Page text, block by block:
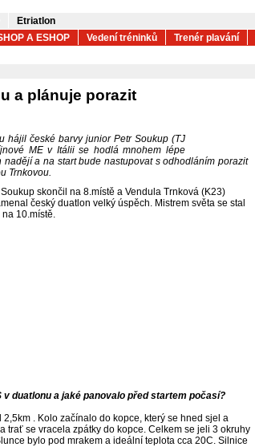
Etriatlon
A ESHOP
Vedení tréninků Trenér plavání
a plánuje porazit
hájil české barvy junior Petr Soukup (TJ
ME v Itálii se hodlá mnohem lépe
a na start bude nastupovat s odhodláním porazit
Trnkovou.
skončil na 8.místě a Vendula Trnková (K23)
český duatlon velký úspěch. Mistrem světa se stal
10.místě.
duatlonu a jaké panovalo před startem počasí?
. Kolo začínalo do kopce, který se hned sjel a
trať se vracela zpátky do kopce. Celkem se jeli 3 okruhy
bylo pod mrakem a ideální teplota cca 20C. Silnice